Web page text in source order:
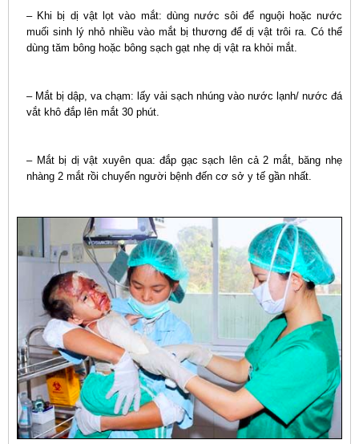
– Khi bị dị vật lọt vào mắt: dùng nước sôi để nguội hoặc nước
muối sinh lý nhỏ nhiều vào mắt bị thương để dị vật trôi ra. Có thể
dùng tăm bông hoặc bông sạch gạt nhẹ dị vật ra khỏi mắt.
– Mắt bị dập, va chạm: lấy vải sạch nhúng vào nước lạnh/ nước đá
vắt khô đắp lên mắt 30 phút.
– Mắt bị dị vật xuyên qua: đắp gạc sạch lên cả 2 mắt, băng nhẹ
nhàng 2 mắt rồi chuyển người bệnh đến cơ sở y tế gần nhất.